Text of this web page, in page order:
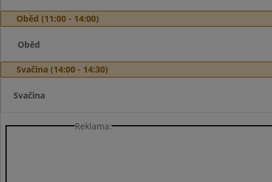
Oběd (11:00 - 14:00)
Oběd
Svačina (14:00 - 14:30)
Svačina
Reklama: